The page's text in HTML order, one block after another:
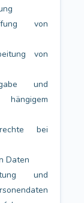
von
von
und
bei
Daten
und